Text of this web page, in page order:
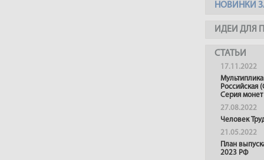
НОВИНКИ
ИДЕИ ДЛЯ
СТАТЬИ
17.11.2022
Российская
Серия монет
27.08.2022
Человек
21.05.2022
План
2023 РФ